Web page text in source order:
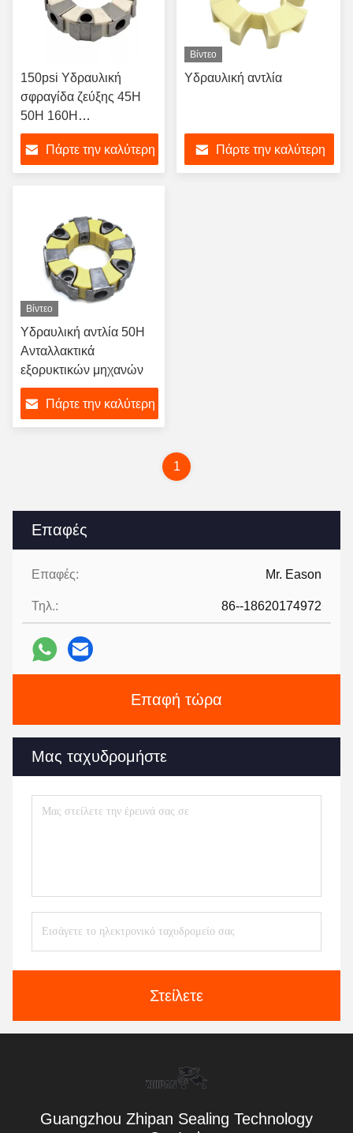
Επαφές
Επαφές: Mr. Eason
Τηλ.: 86--18620174972
Επαφή τώρα
Μας ταχυδρομήστε
Στείλετε
150psi Υδραυλική
σφραγίδα ζεύξης 45H
50H 160H
περιστρεφόμενη
υδραυλική ζεύξη Assy
για εξορυκτήρα
Πάρτε την καλύτερη
Βίντεο
Υδραυλική αντλία
Πάρτε την καλύτερη
Βίντεο
Υδραυλική αντλία 50H
Ανταλλακτικά
εξορυκτικών μηχανών
Πάρτε την καλύτερη
1
Guangzhou Zhipan Sealing Technology